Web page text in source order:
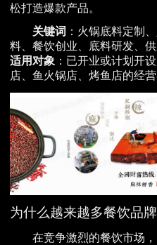
松打造爆款产品。
关键词 ：火锅底料定制
料、餐饮创业、底料研发、
适用对象 ：已开业或计划开
店、鱼火锅店、烤鱼店的经
为什么越来越多餐饮品
在竞争激烈的餐饮市场